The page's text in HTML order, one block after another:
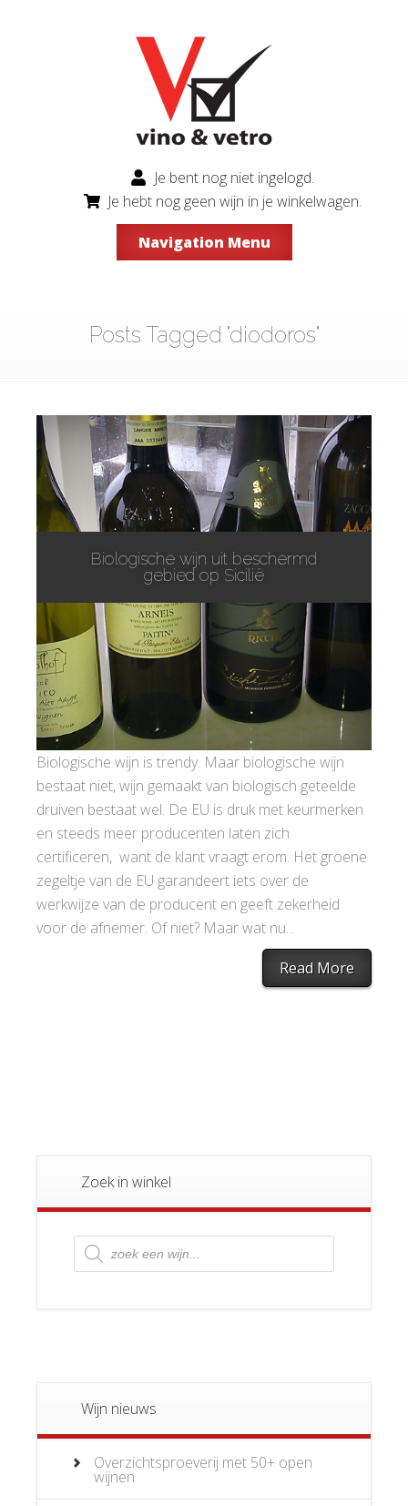
Je bent nog niet ingelogd.
Je hebt nog geen wijn in je winkelwagen.
Navigation Menu
Posts Tagged "diodoros"
Biologische wijn uit beschermd
gebied op Sicilië
Biologische wijn is trendy. Maar biologische wijn
bestaat niet, wijn gemaakt van biologisch geteelde
druiven bestaat wel. De EU is druk met keurmerken
en steeds meer producenten laten zich
certificeren, want de klant vraagt erom. Het groene
zegeltje van de EU garandeert iets over de
werkwijze van de producent en geeft zekerheid
voor de afnemer. Of niet? Maar wat nu...
Read More
Zoek in winkel
Producten
zoeken
Wijn nieuws
Overzichtsproeverij met 50+ open
wijnen